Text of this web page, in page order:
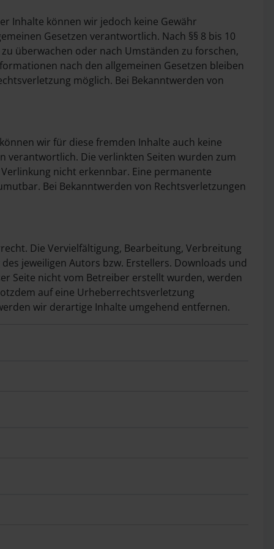
Inhalte können wir jedoch keine Gewähr
Gesetzen verantwortlich. Nach §§ 8 bis 10
überwachen oder nach Umständen zu forschen,
nach den allgemeinen Gesetzen bleiben
möglich. Bei Bekanntwerden von
wir für diese fremden Inhalte auch keine
verantwortlich. Die verlinkten Seiten wurden zum
nicht erkennbar. Eine permanente
Bei Bekanntwerden von Rechtsverletzungen
Die Vervielfältigung, Bearbeitung, Verbreitung
jeweiligen Autors bzw. Erstellers. Downloads und
Seite nicht vom Betreiber erstellt wurden, werden
auf eine Urheberrechtsverletzung
wir derartige Inhalte umgehend entfernen.